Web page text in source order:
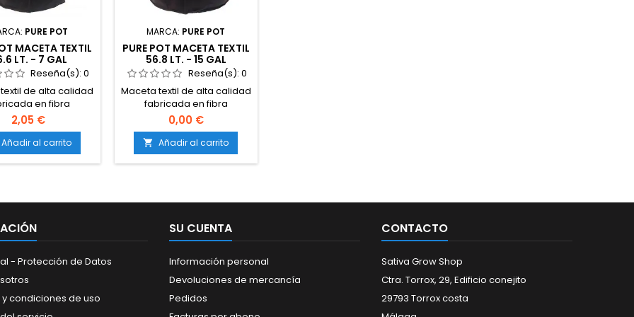
PURE POT
MACETA TEXTIL
LT. - 7 GAL
Reseña(s):0
de alta calidad
en fibra
que permite una
aireación de
raíces.
2,05 €
Añadir al carrito
MARCA: PURE POT
PURE POT MACETA TEXTIL
56.8 LT. - 15 GAL
Reseña(s): 0
Maceta textil de alta calidad
fabricada en fibra
resistente que permite una
espectacular aireación de
raíces.
0,00 €
 Añadir al carrito
- Protección de Datos
condiciones de uso
SU CUENTA
Información personal
Devoluciones de mercancía
Pedidos
CONTACTO
Sativa Grow Shop
Ctra. Torrox, 29, Edificio conejito
29793 Torrox costa